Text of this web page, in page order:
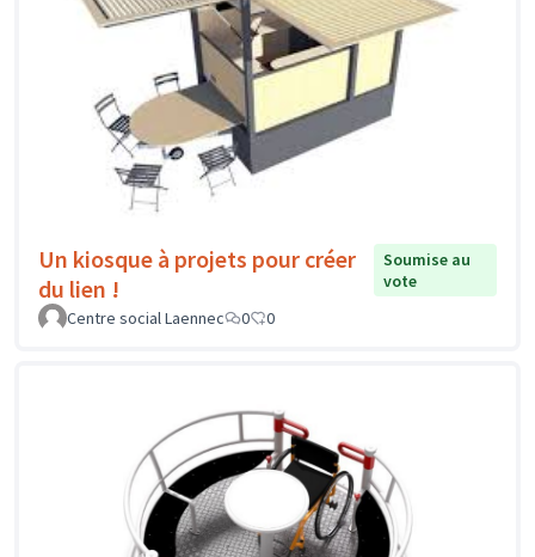
Un kiosque à projets pour créer
du lien !
Soumise au
vote
Centre social Laennec
0 0